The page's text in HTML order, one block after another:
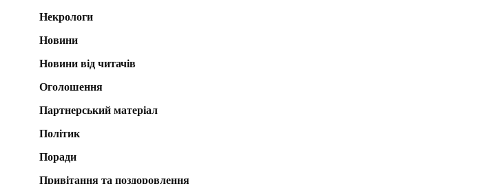
Некрологи
Новини
Новини від читачів
Оголошення
Партнерський матеріал
Політик
Поради
Привітання та поздоровлення